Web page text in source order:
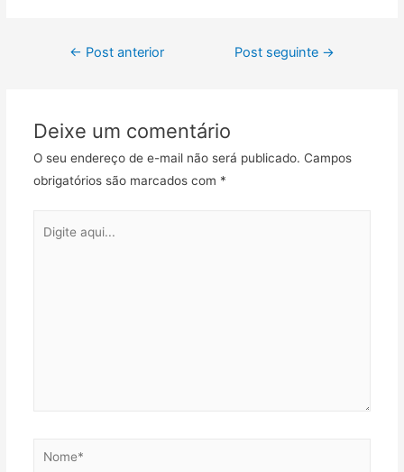
← Post anterior Post seguinte →
Deixe um comentário
O seu endereço de e-mail não será publicado. Campos
obrigatórios são marcados com *